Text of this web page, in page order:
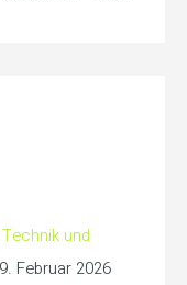
und
9. Februar 2026